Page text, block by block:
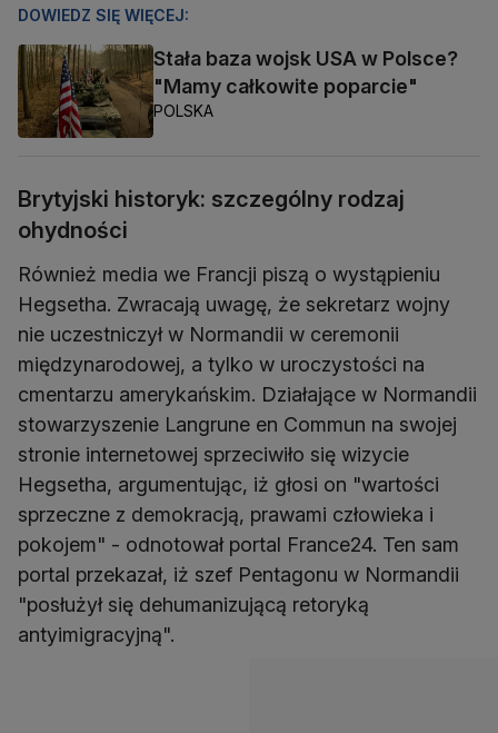
DOWIEDZ SIĘ WIĘCEJ:
Stała baza wojsk USA w Polsce?
"Mamy całkowite poparcie"
POLSKA
Brytyjski historyk: szczególny rodzaj
ohydności
Również media we Francji piszą o wystąpieniu
Hegsetha. Zwracają uwagę, że sekretarz wojny
nie uczestniczył w Normandii w ceremonii
międzynarodowej, a tylko w uroczystości na
cmentarzu amerykańskim. Działające w Normandii
stowarzyszenie Langrune en Commun na swojej
stronie internetowej sprzeciwiło się wizycie
Hegsetha, argumentując, iż głosi on "wartości
sprzeczne z demokracją, prawami człowieka i
pokojem" - odnotował portal France24. Ten sam
portal przekazał, iż szef Pentagonu w Normandii
"posłużył się dehumanizującą retoryką
antyimigracyjną".